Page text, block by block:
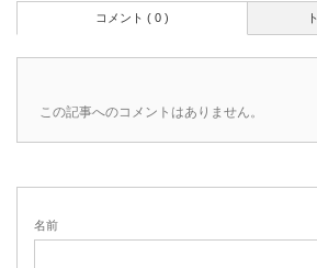
コメント ( 0 )
この記事へのコメントはありません。
名前